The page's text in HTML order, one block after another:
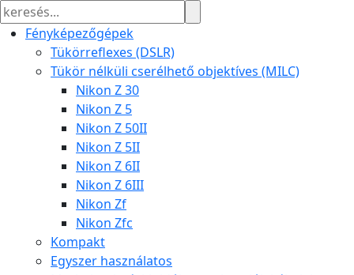
Fényképezőgépek
Tükörreflexes (DSLR)
Tükör nélküli cserélhető objektíves (MILC)
Nikon Z 30
Nikon Z 5
Nikon Z 50II
Nikon Z 5II
Nikon Z 6II
Nikon Z 6III
Nikon Zf
Nikon Zfc
Kompakt
Egyszer használatos